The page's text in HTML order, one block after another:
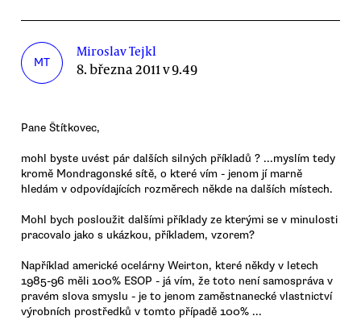
MT
Miroslav Tejkl
8. března 2011 v 9.49
Pane Štítkovec,
mohl byste uvést pár dalších silných příkladů ? ...myslím tedy
kromě Mondragonské sítě, o které vím - jenom jí marně
hledám v odpovídajících rozměrech někde na dalších místech.
Mohl bych posloužit dalšími příklady ze kterými se v minulosti
pracovalo jako s ukázkou, příkladem, vzorem?
Například americké ocelárny Weirton, které někdy v letech
1985-96 měli 100% ESOP - já vím, že toto není samospráva v
pravém slova smyslu - je to jenom zaměstnanecké vlastnictví
výrobních prostředků v tomto případě 100% ...